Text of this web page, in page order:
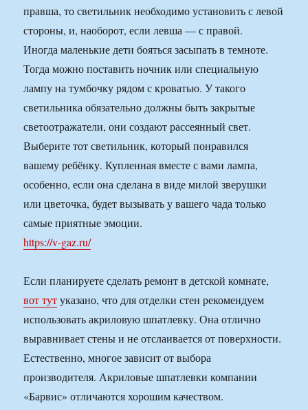
правша, то светильник необходимо установить с левой
стороны, и, наоборот, если левша — с правой.
Иногда маленькие дети бояться засыпать в темноте.
Тогда можно поставить ночник или специальную
лампу на тумбочку рядом с кроватью. У такого
светильника обязательно должны быть закрытые
светоотражатели, они создают рассеянный свет.
Выберите тот светильник, который понравился
вашему ребёнку. Купленная вместе с вами лампа,
особенно, если она сделана в виде милой зверушки
или цветочка, будет вызывать у вашего чада только
самые приятные эмоции.
https://v-gaz.ru/
Если планируете сделать ремонт в детской комнате,
вот тутуказано, что для отделки стен рекомендуем
использовать акриловую шпатлевку. Она отлично
выравнивает стены и не отслаивается от поверхности.
Естественно, многое зависит от выбора
производителя. Акриловые шпатлевки компании
«Барвис» отличаются хорошим качеством.